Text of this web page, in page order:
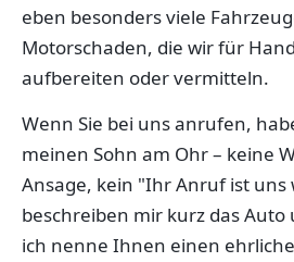
eben besonders viele
Motorschaden, die wir für
aufbereiten oder vermitteln.
Wenn Sie bei uns anrufen,
meinen Sohn am Ohr – keine
Ansage, kein "Ihr Anruf ist uns
beschreiben mir kurz das Auto
ich nenne Ihnen einen